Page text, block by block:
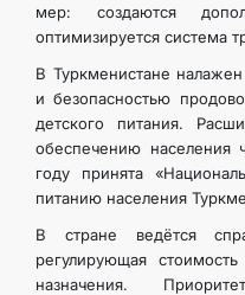
мер: создаются
оптимизируется система
В Туркменистане
и безопасностью
детского питания.
обеспечению населения
году принята
питанию населения
В стране ведётся
регулирующая
назначения.